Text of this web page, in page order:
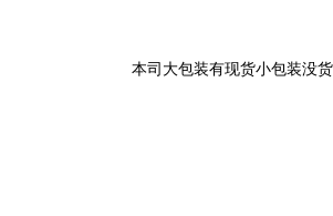
本司大包装有现货小包装没货